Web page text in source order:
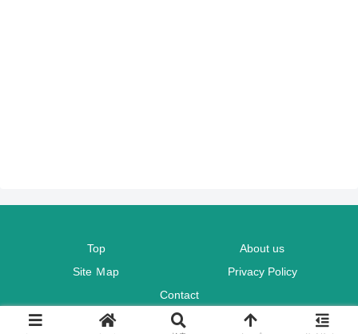
Top
About us
Site Ｍap
Privacy Policy
Contact
© 2020 TaHiRo Blog.